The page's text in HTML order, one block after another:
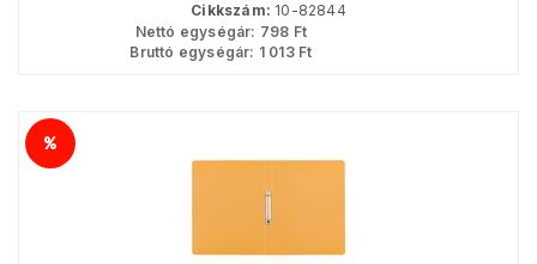
Cikkszám: 10-82844
Nettó egységár: 798 Ft
Bruttó egységár: 1 013Ft